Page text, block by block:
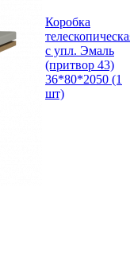
Коробка
с упл. Эмаль
(притвор 43)
36*80*2050 (1
шт)